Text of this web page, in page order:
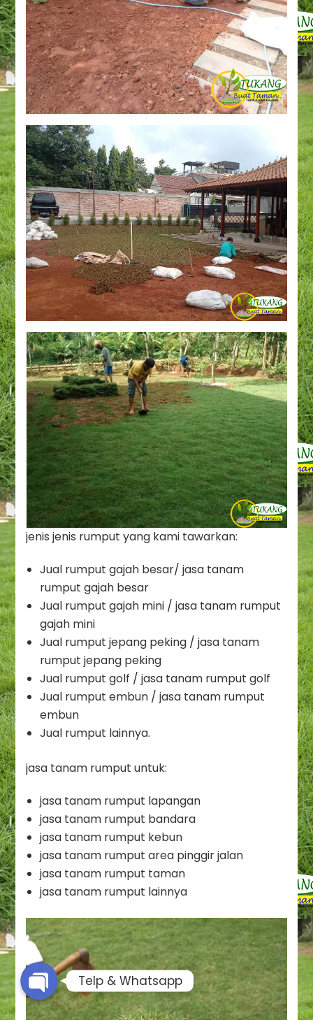
jenis jenis rumput yang kami tawarkan:
Jual rumput gajah besar/ jasa tanam
rumput gajah besar
Jual rumput gajah mini / jasa tanam rumput
gajah mini
Jual rumput jepang peking / jasa tanam
rumput jepang peking
Jual rumput golf / jasa tanam rumput golf
Jual rumput embun / jasa tanam rumput
embun
Jual rumput lainnya.
jasa tanam rumput untuk:
jasa tanam rumput lapangan
jasa tanam rumput bandara
jasa tanam rumput kebun
jasa tanam rumput area pinggir jalan
jasa tanam rumput taman
jasa tanam rumput lainnya
Phone
Whatsapp
Telp & Whatsapp